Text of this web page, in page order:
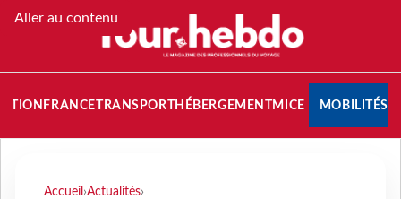
Aller au contenu
FRANCETRANSPORT HÉBERGEMENTMICE MOBILITÉS
Accueil ›Actualités›